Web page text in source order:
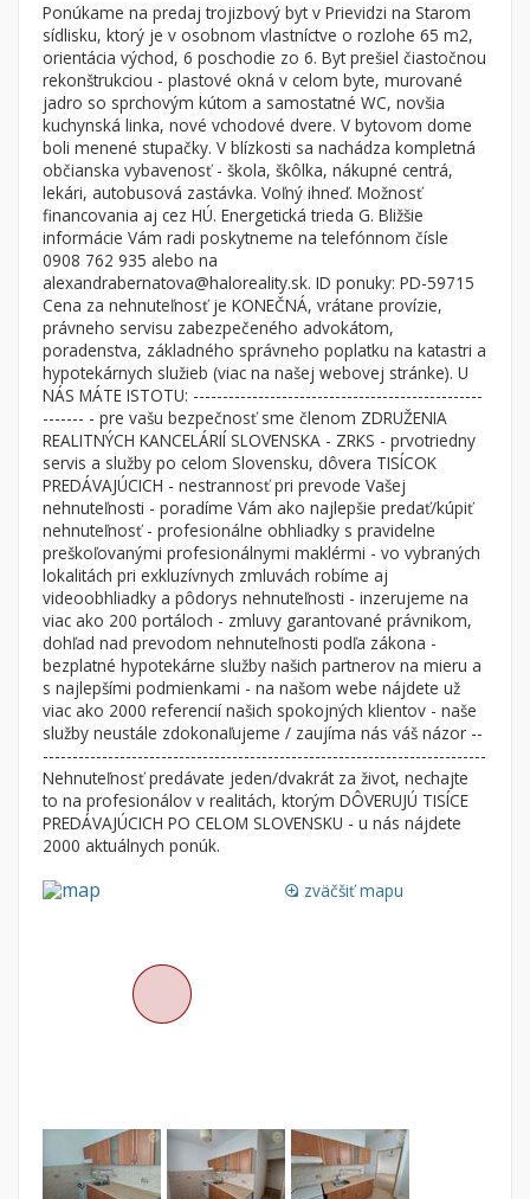
Lokalita
×
×
Trenčiansky (kraj)
Byt
Garsónky
Dvojgarsónky
1-izbové
2-izbové
3-izbové
4 a viac izbové byty
Dom
Vila
Chalupa
Pozemok
Stavebné pozemky
Bývanie a rekreácia
Priemyselný pozemok
Poľnohospodárske pozemky
Záhrada
Iný poľnohospodársky pozemok
Nebytové priestory
Administratívne, obchodné
Skladové, výrobné
Rekreačné, reštauračné
Garáž, garážové státie
Filtre
Súkromná inzercia
Len s fotkou
Novostavba
Hľadaj
Zatvoriť vyhľadávanie
Ponúkame na predaj trojizbový byt v Prievidzi na Starom
sídlisku, ktorý je v osobnom vlastníctve o rozlohe 65 m2,
orientácia východ, 6 poschodie zo 6. Byt prešiel čiastočnou
rekonštrukciou - plastové okná v celom byte, murované
jadro so sprchovým kútom a samostatné WC, novšia
kuchynská linka, nové vchodové dvere. V bytovom dome
boli menené stupačky. V blízkosti sa nachádza kompletná
občianska vybavenosť - škola, škôlka, nákupné centrá,
lekári, autobusová zastávka. Voľný ihneď. Možnosť
financovania aj cez HÚ. Energetická trieda G. Bližšie
informácie Vám radi poskytneme na telefónnom čísle
0908 762 935 alebo na
alexandrabernatova@haloreality.sk. ID ponuky: PD-59715
Cena za nehnuteľnosť je KONEČNÁ, vrátane provízie,
právneho servisu zabezpečeného advokátom,
poradenstva, základného správneho poplatku na katastri a
hypotekárnych služieb (viac na našej webovej stránke). U
NÁS MÁTE ISTOTU: -------------------------------------------------
------- - pre vašu bezpečnosť sme členom ZDRUŽENIA
REALITNÝCH KANCELÁRIÍ SLOVENSKA - ZRKS - prvotriedny
servis a služby po celom Slovensku, dôvera TISÍCOK
PREDÁVAJÚCICH - nestrannosť pri prevode Vašej
nehnuteľnosti - poradíme Vám ako najlepšie predať/kúpiť
nehnuteľnosť - profesionálne obhliadky s pravidelne
preškoľovanými profesionálnymi maklérmi - vo vybraných
lokalitách pri exkluzívnych zmluvách robíme aj
videoobhliadky a pôdorys nehnuteľnosti - inzerujeme na
viac ako 200 portáloch - zmluvy garantované právnikom,
dohľad nad prevodom nehnuteľnosti podľa zákona -
bezplatné hypotekárne služby našich partnerov na mieru a
s najlepšími podmienkami - na našom webe nájdete už
viac ako 2000 referencií našich spokojných klientov - naše
služby neustále zdokonaľujeme / zaujíma nás váš názor --
---------------------------------------------------------------------------
Nehnuteľnosť predávate jeden/dvakrát za život, nechajte
to na profesionálov v realitách, ktorým DÔVERUJÚ TISÍCE
PREDÁVAJÚCICH PO CELOM SLOVENSKU - u nás nájdete
2000 aktuálnych ponúk.
loupe zväčšiť mapu